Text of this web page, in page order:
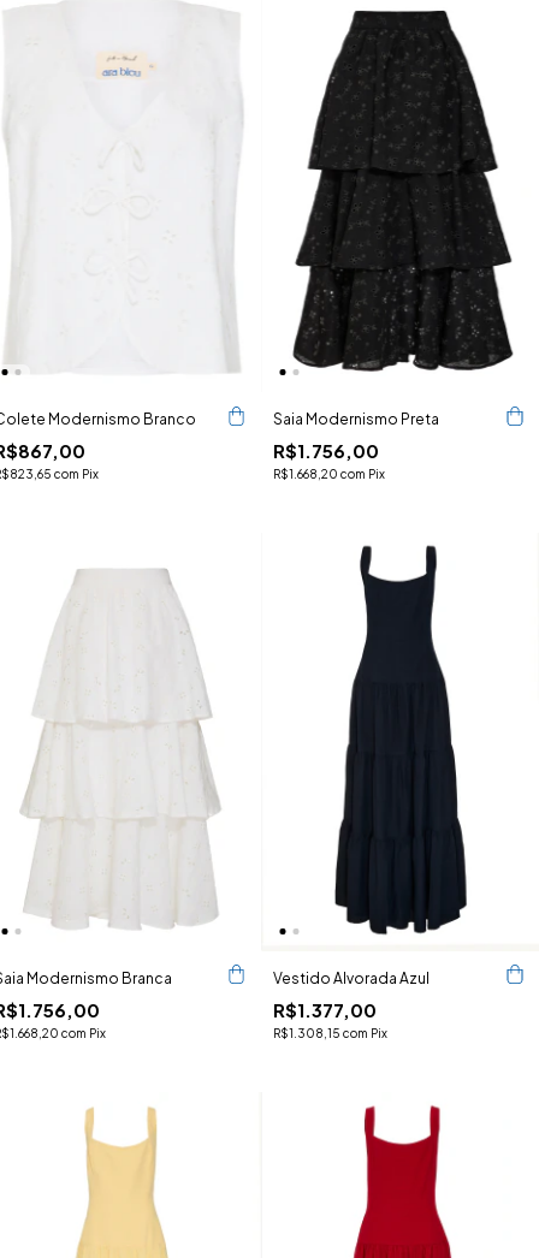
Modernismo Branco
com Pix
Saia Modernismo Preta
R$1.756,00
R$1.668,20 com Pix
Modernismo Branca
com Pix
Vestido Alvorada Azul
R$1.377,00
R$1.308,15 com Pix